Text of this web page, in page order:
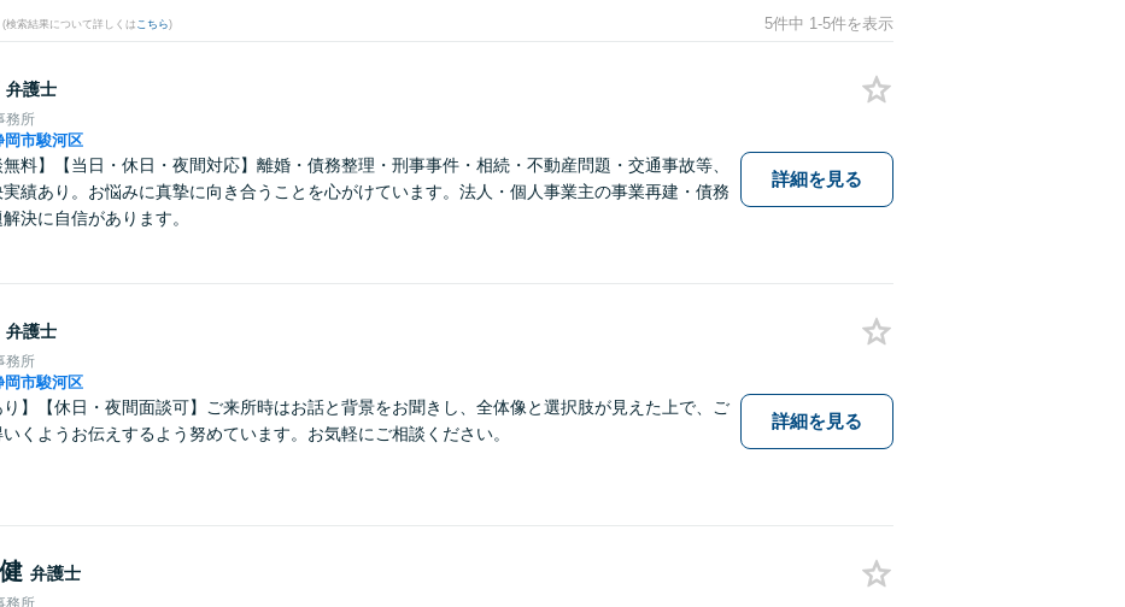
(検索結果について詳しくは こちら) 5件中 1-5件を表示
弁護士
務所
岡市駿河区
無料】【当日・休日・夜間対応】離婚・債務整理・刑事事件・相続・不動産問題・交通事故等、
績あり。お悩みに真摯に向き合うことを心がけています。法人・個人事業主の事業再建・債務
決に自信があります。
詳細を見る
弁護士
務所
岡市駿河区
り】【休日・夜間面談可】ご来所時はお話と背景をお聞きし、全体像と選択肢が見えた上で、ご
くようお伝えするよう努めています。お気軽にご相談ください。
詳細を見る
弁護士
務所